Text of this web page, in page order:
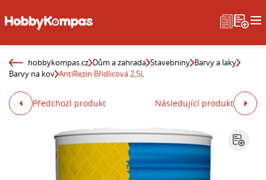
hobbykompas.cz Dům a zahrada Stavebniny Barvy a laky
Barvy na kov AntiRezin Břidlicová 2,5L
Předchozí produkt Následující produkt